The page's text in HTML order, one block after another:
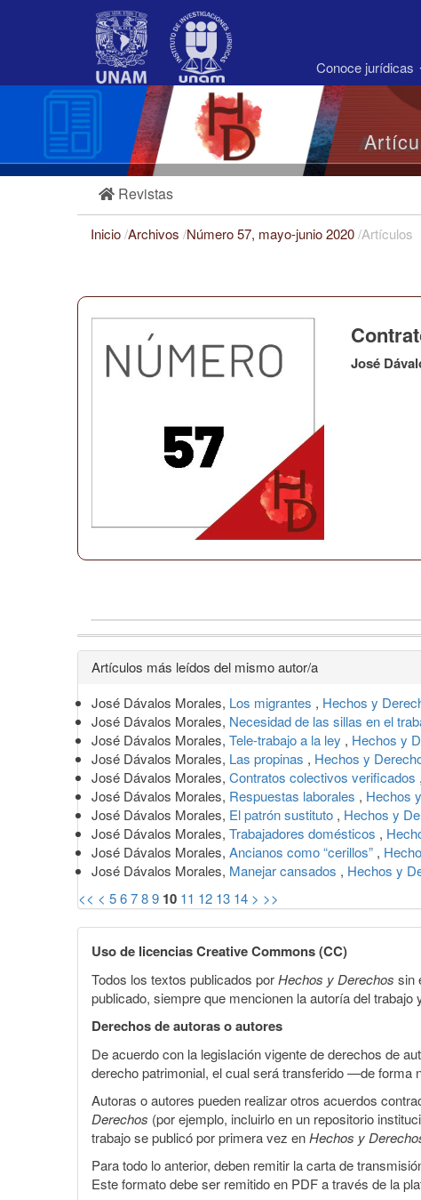
Barra
Conoce jurídicas
Revistas
Inicio/Archivos /Número 57, mayo-junio 2020/Artículos
José
Detalles
del
artículo
Artículos más leídos del mismo autor/a
José Dávalos Morales, Los migrantes , Hechos y
José Dávalos Morales, Necesidad de las sillas en el
José Dávalos Morales, Tele-trabajo a la ley , Hechos y
José Dávalos Morales, Las propinas , Hechos y
José Dávalos Morales, Contratos colectivos verificados ,
José Dávalos Morales, Respuestas laborales , Hechos
José Dávalos Morales, El patrón sustituto , Hechos y
José Dávalos Morales, Trabajadores domésticos ,
José Dávalos Morales, Ancianos como “cerillos” ,
José Dávalos Morales, Manejar cansados , Hechos y
<< < 56789 10 11 12 13 14 > >>
Uso de licencias Creative Commons (CC)
Todos los textos publicados porHechos y Derechos sin
publicado, siempre que mencionen la autoría del
Derechos de autoras o autores
De acuerdo con la legislación vigente de derechos de
derecho patrimonial, el cual será transferido —de
Autoras o autores pueden realizar otros acuerdos
Derechos (por ejemplo, incluirlo en un repositorio
trabajo se publicó por primera vez enHechos y
Para todo lo anterior, deben remitir la carta de
Este formato debe ser remitido en PDF a través de la